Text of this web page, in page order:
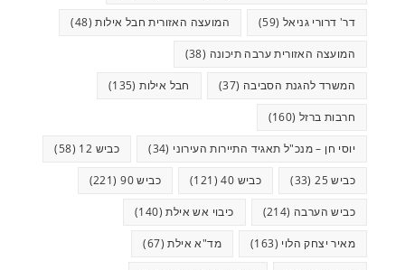
דר' דרורי גניאל (59) המועצה האזורית חבל אילות(48)
המועצה האזורית ערבה תיכונה (38)
המשרד להגנת הסביבה (37) חבל אילות(135)
חרבות ברזל (160)
יוסי חן – מנכ"ל תאגיד התיירות העירוני (34) כביש 12 (58)
כביש 25 (33) כביש 40 (121) כביש 90 (221)
כביש הערבה (214) כיבוי אש אילת(140)
מאיר יצחק הלוי (163) מד"א אילת(67)